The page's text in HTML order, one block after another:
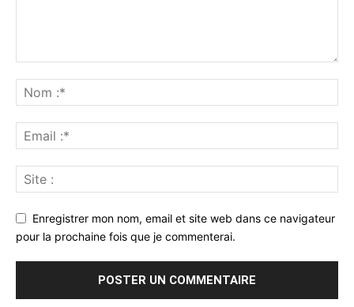
Enregistrer mon nom, email et site web dans ce navigateur
pour la prochaine fois que je commenterai.